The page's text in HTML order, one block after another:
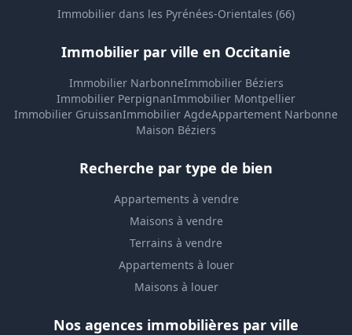
Immobilier dans les Pyrénées-Orientales (66)
Immobilier par ville en Occitanie
Immobilier NarbonneImmobilier Béziers
Immobilier PerpignanImmobilier Montpellier
Immobilier GruissanImmobilier AgdeAppartement Narbonne
Maison Béziers
Recherche par type de bien
Appartements à vendre
Maisons à vendre
Terrains à vendre
Appartements à louer
Maisons à louer
Nos agences immobilières par ville